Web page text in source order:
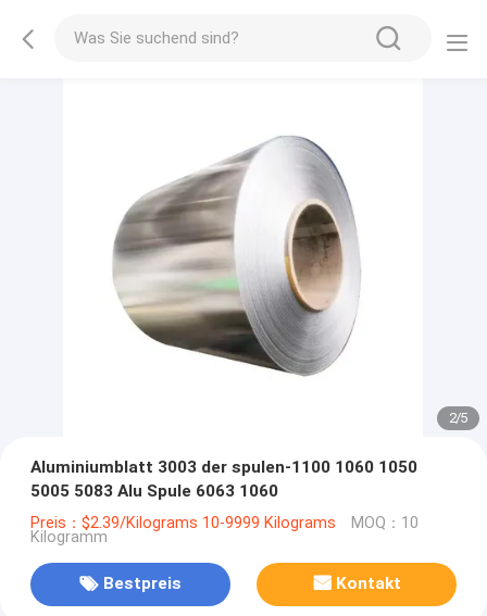
2/5
Aluminiumblatt 3003 der spulen-1100 1060 1050
5005 5083 Alu Spule 6063 1060
Preis：$2.39/Kilograms 10-9999 Kilograms MOQ：10
Kilogramm
Bestpreis Kontakt